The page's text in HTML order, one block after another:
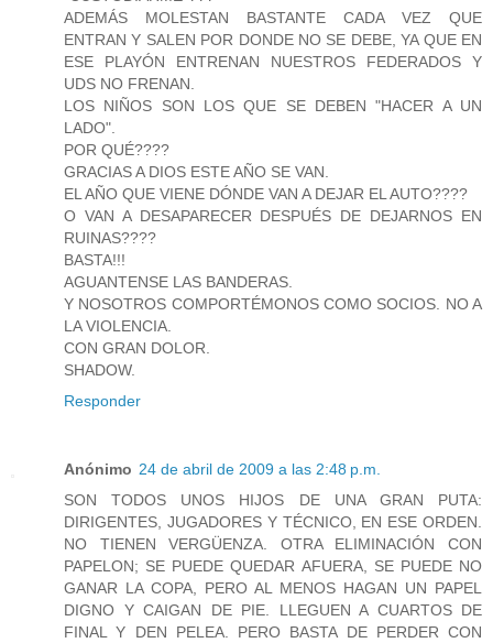
ADEMÁS MOLESTAN BASTANTE CADA VEZ QUE
ENTRAN Y SALEN POR DONDE NO SE DEBE, YA QUE EN
ESE PLAYÓN ENTRENAN NUESTROS FEDERADOS Y
UDS NO FRENAN.
LOS NIÑOS SON LOS QUE SE DEBEN "HACER A UN
LADO".
POR QUÉ????
GRACIAS A DIOS ESTE AÑO SE VAN.
EL AÑO QUE VIENE DÓNDE VAN A DEJAR EL AUTO????
O VAN A DESAPARECER DESPUÉS DE DEJARNOS EN
RUINAS????
BASTA!!!
AGUANTENSE LAS BANDERAS.
Y NOSOTROS COMPORTÉMONOS COMO SOCIOS. NO A
LA VIOLENCIA.
CON GRAN DOLOR.
SHADOW.
Responder
Anónimo 24 de abril de 2009 a las 2:48 p.m.
SON TODOS UNOS HIJOS DE UNA GRAN PUTA:
DIRIGENTES, JUGADORES Y TÉCNICO, EN ESE ORDEN.
NO TIENEN VERGÜENZA. OTRA ELIMINACIÓN CON
PAPELON; SE PUEDE QUEDAR AFUERA, SE PUEDE NO
GANAR LA COPA, PERO AL MENOS HAGAN UN PAPEL
DIGNO Y CAIGAN DE PIE. LLEGUEN A CUARTOS DE
FINAL Y DEN PELEA. PERO BASTA DE PERDER CON